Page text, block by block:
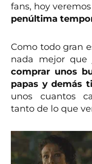
fans, hoy
penúltima
Como todo gran
nada mejor que
comprar unos
papas y demás
unos cuantos
tanto de lo que